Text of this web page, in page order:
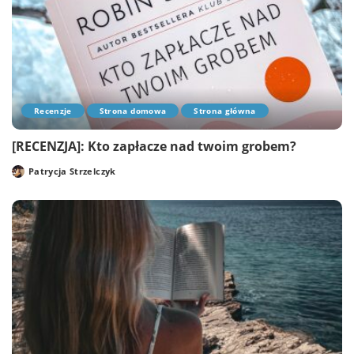
Recenzje Strona domowa Strona główna
[RECENZJA]: Kto zapłacze nad twoim grobem?
PostedPatrycja Strzelczyk